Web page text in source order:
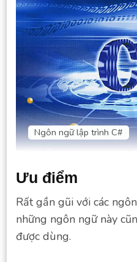
Ngôn ngữ lập trình C#
Ưu điểm
Rất gần gũi với các
những ngôn ngữ này
được dùng.